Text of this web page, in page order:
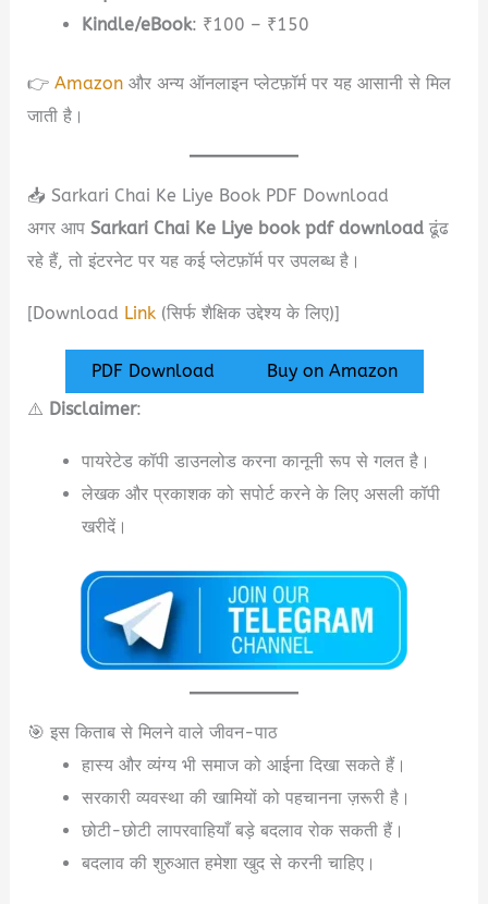
Kindle/eBook: ₹100 – ₹150
👉Amazon और अन्य ऑनलाइन प्लेटफ़ॉर्म पर यह आसानी से मिल
जाती है।
📥 Sarkari Chai Ke Liye Book PDF Download
अगर आपSarkari Chai Ke Liye book pdf download ढूंढ
रहे हैं, तो इंटरनेट पर यह कई प्लेटफ़ॉर्म पर उपलब्ध है।
[Download Link (सिर्फ शैक्षिक उद्देश्य के लिए)]
PDF Download
Buy on Amazon
⚠️ Disclaimer:
पायरेटेड कॉपी डाउनलोड करना कानूनी रूप से गलत है।
लेखक और प्रकाशक को सपोर्ट करने के लिए असली कॉपी
खरीदें।
🎯 इस किताब से मिलने वाले जीवन-पाठ
हास्य और व्यंग्य भी समाज को आईना दिखा सकते हैं।
सरकारी व्यवस्था की खामियों को पहचानना ज़रूरी है।
छोटी-छोटी लापरवाहियाँ बड़े बदलाव रोक सकती हैं।
बदलाव की शुरुआत हमेशा खुद से करनी चाहिए।